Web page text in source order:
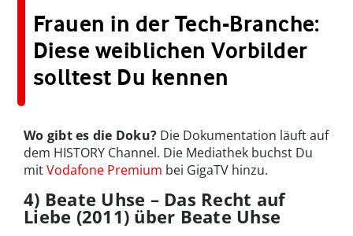
Frauen in der Tech-Branche:
Diese weiblichen Vorbilder
solltest Du kennen
Wo gibt es die Doku? Die Dokumentation läuft auf
dem HISTORY Channel. Die Mediathek buchst Du
mitVodafone Premium bei GigaTV hinzu.
4) Beate Uhse – Das Recht auf
Liebe (2011) über Beate Uhse